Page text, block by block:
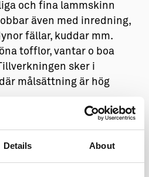
Details About
och fina lammskinn
även med inredning,
fällar, kuddar mm.
tofflor, vantar o boa
sker i
målsättning är hög